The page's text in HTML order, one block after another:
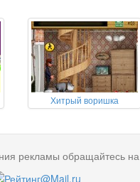
Хитрый воришка
рекламы обращайтесь на